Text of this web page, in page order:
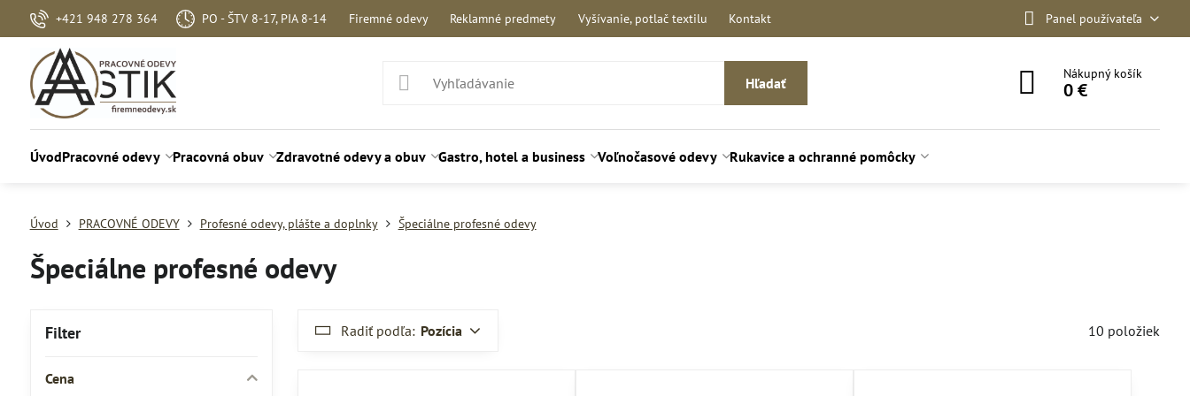
+421 948 278 364 PO - ŠTV 8-17, PIA 8-14 Firemné odevy Reklamné predmety Vyšívanie, potlač textilu Kontakt Panel používateľa
Hľadať
Nákupný košík
0 €
ÚvodPracovné odevy Pracovná obuv Zdravotné odevy a obuv Gastro, hotel a business Voľnočasové odevy Rukavice a ochranné pomôcky
Úvod PRACOVNÉ ODEVY Profesné odevy, plášte a doplnky Špeciálne profesné odevy
Špeciálne profesné odevy
Radiť podľa: Pozícia 10 položiek
Filter
Cena